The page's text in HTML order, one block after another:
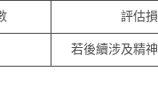
評估
若後續涉及精